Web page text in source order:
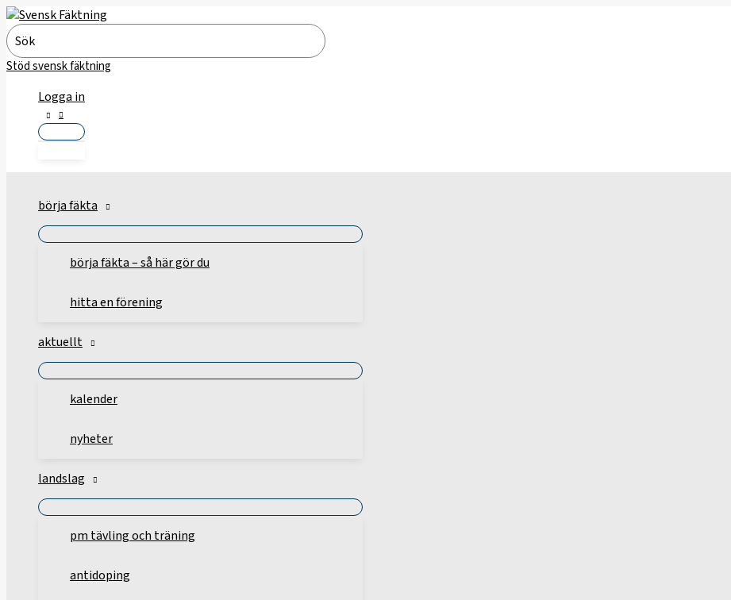
Hoppa
till
innehåll
Search
for:
Stöd svensk fäktning
Logga in
börja fäkta
börja fäkta – så här gör du
hitta en förening
aktuellt
kalender
nyheter
landslag
pm tävling och träning
antidoping